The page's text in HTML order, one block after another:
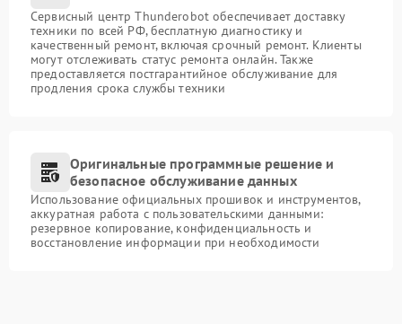
Сервисный центр Thunderobot обеспечивает доставку
техники по всей РФ, бесплатную диагностику и
качественный ремонт, включая срочный ремонт. Клиенты
могут отслеживать статус ремонта онлайн. Также
предоставляется постгарантийное обслуживание для
продления срока службы техники
Оригинальные программные решение и
безопасное обслуживание данных
Использование официальных прошивок и инструментов,
аккуратная работа с пользовательскими данными:
резервное копирование, конфиденциальность и
восстановление информации при необходимости